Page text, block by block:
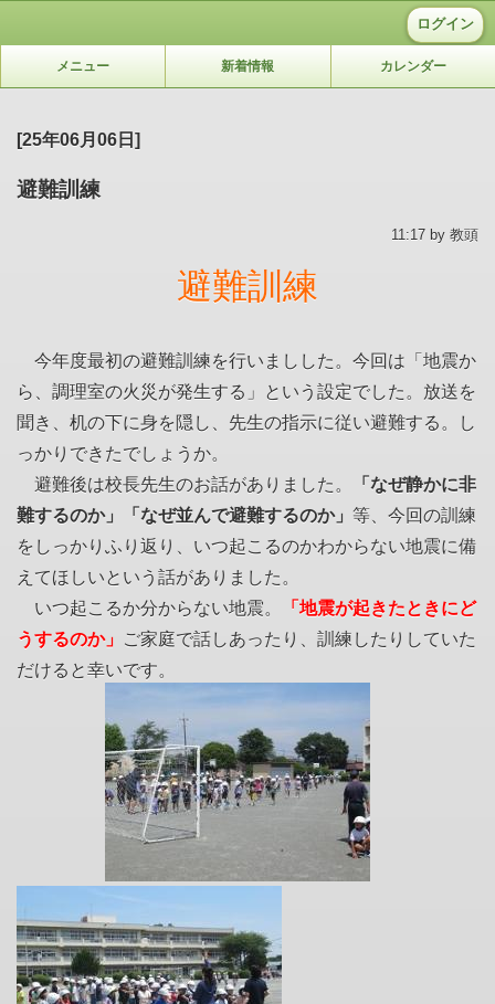
ログイン
メニュー 新着情報 カレンダー
[25年06月06日]
避難訓練
11:17 by 教頭
避難訓練
今年度最初の避難訓練を行いましした。今回は「地震か
ら、調理室の火災が発生する」という設定でした。放送を
聞き、机の下に身を隠し、先生の指示に従い避難する。し
っかりできたでしょうか。
避難後は校長先生のお話がありました。
「なぜ静かに非
難するのか」「なぜ並んで避難するのか」 等、今回の訓練
をしっかりふり返り、いつ起こるのかわからない地震に備
えてほしいという話がありました。
いつ起こるか分からない地震。
「地震が起きたときにど
うするのか」 ご家庭で話しあったり、訓練したりしていた
だけると幸いです。